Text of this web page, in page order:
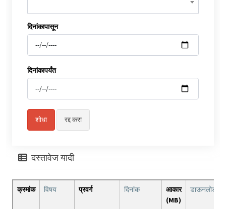
दिनांकापासून
दिनांकापर्यंत
दस्तावेज यादी
क्रमांक विषय प्रवर्ग दिनांक
आकार
(MB)
डाऊनलोड